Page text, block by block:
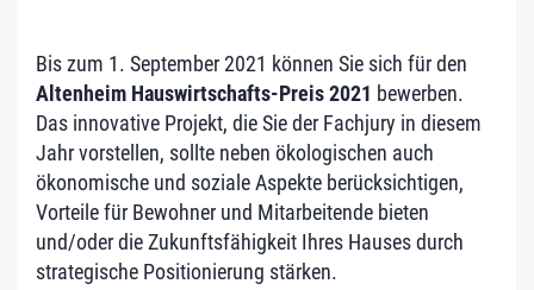
Bis zum 1. September 2021 können Sie sich für den
Altenheim Hauswirtschafts-Preis 2021 bewerben.
Das innovative Projekt, die Sie der Fachjury in diesem
Jahr vorstellen, sollte neben ökologischen auch
ökonomische und soziale Aspekte berücksichtigen,
Vorteile für Bewohner und Mitarbeitende bieten
und/oder die Zukunftsfähigkeit Ihres Hauses durch
strategische Positionierung stärken.